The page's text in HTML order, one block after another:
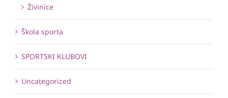
Živinice
Škola sporta
SPORTSKI KLUBOVI
Uncategorized